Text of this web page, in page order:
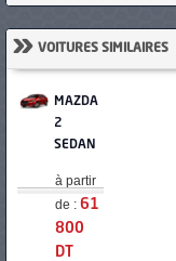
» VOITURES SIMILAIRES
MAZDA
2
SEDAN
à partir
de : 61
800
DT